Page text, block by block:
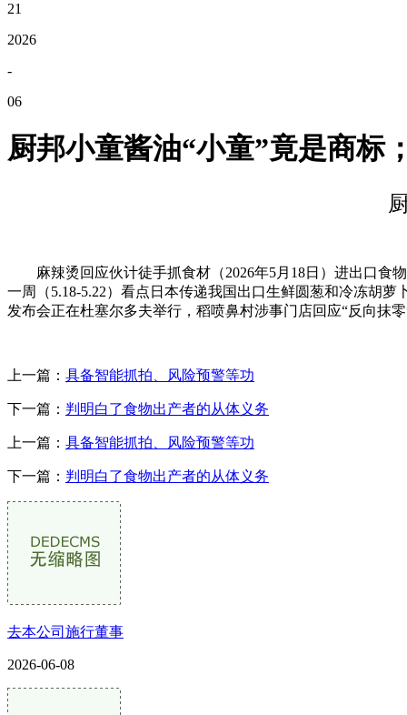
21
2026
-
06
厨邦小童酱油“小童”竟是商标
麻辣烫回应伙计徒手抓食材（2026年5月18日）进出口食物
一周（5.18-5.22）看点日本传递我国出口生鲜圆葱和冷冻胡萝
发布会正在杜塞尔多夫举行，稻喷鼻村涉事门店回应“反向抹
上一篇： 具备智能抓拍、风险预警等功
下一篇： 判明白了食物出产者的从体义务
上一篇： 具备智能抓拍、风险预警等功
下一篇： 判明白了食物出产者的从体义务
去本公司施行董事
2026-06-08